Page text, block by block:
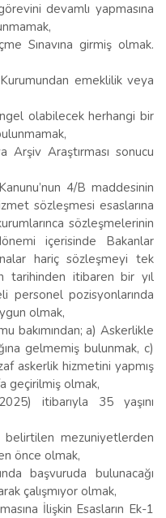
devamlı yapmasına
Sınavına girmiş olmak.
emeklilik veya
olabilecek herhangi bir
Arşiv Araştırması sonucu
4/B maddesinin
sözleşmesi esaslarına
sözleşmelerinin
içerisinde Bakanlar
hariç sözleşmeyi tek
tarihinden itibaren bir yıl
personel pozisyonlarında
olmak,
bakımından; a) Askerlikle
gelmemiş bulunmak, c)
askerlik hizmetini yapmış
geçirilmiş olmak,
itibarıyla 35 yaşını
mezuniyetlerden
önce olmak,
başvuruda bulunacağı
çalışmıyor olmak,
İlişkin Esasların Ek-1